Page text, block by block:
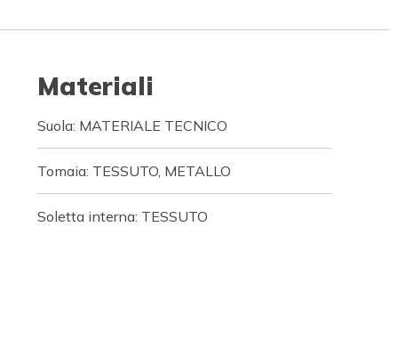
Materiali
Suola: MATERIALE TECNICO
Tomaia: TESSUTO, METALLO
Soletta interna: TESSUTO